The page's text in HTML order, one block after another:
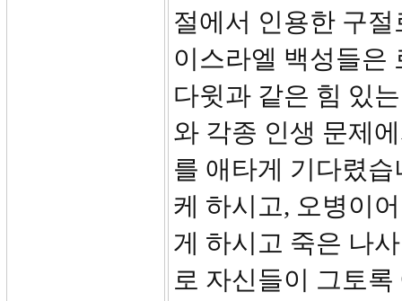
절에서 인용한 구
이스라엘 백성들은
다윗과 같은 힘 있
와 각종 인생 문제
를 애타게 기다렸
케 하시고, 오병이
게 하시고 죽은 나
로 자신들이 그토